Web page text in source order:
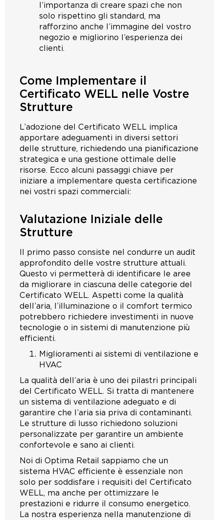
l’importanza di creare spazi che non
solo rispettino gli standard, ma
rafforzino anche l’immagine del vostro
negozio e migliorino l’esperienza dei
clienti.
Come Implementare il
Certificato WELL nelle Vostre
Strutture
L’adozione del Certificato WELL implica
apportare adeguamenti in diversi settori
delle strutture, richiedendo una pianificazione
strategica e una gestione ottimale delle
risorse. Ecco alcuni passaggi chiave per
iniziare a implementare questa certificazione
nei vostri spazi commerciali:
Valutazione Iniziale delle
Strutture
Il primo passo consiste nel condurre un audit
approfondito delle vostre strutture attuali.
Questo vi permetterà di identificare le aree
da migliorare in ciascuna delle categorie del
Certificato WELL. Aspetti come la qualità
dell’aria, l’illuminazione o il comfort termico
potrebbero richiedere investimenti in nuove
tecnologie o in sistemi di manutenzione più
efficienti.
Miglioramenti ai sistemi di ventilazione e
HVAC
La qualità dell’aria è uno dei pilastri principali
del Certificato WELL. Si tratta di mantenere
un sistema di ventilazione adeguato e di
garantire che l’aria sia priva di contaminanti.
Le strutture di lusso richiedono soluzioni
personalizzate per garantire un ambiente
confortevole e sano ai clienti.
Noi di Optima Retail sappiamo che un
sistema HVAC efficiente è essenziale non
solo per soddisfare i requisiti del Certificato
WELL, ma anche per ottimizzare le
prestazioni e ridurre il consumo energetico.
La nostra esperienza nella manutenzione di